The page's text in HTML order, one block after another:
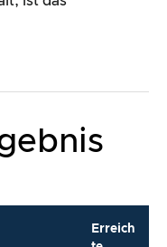
Erreich